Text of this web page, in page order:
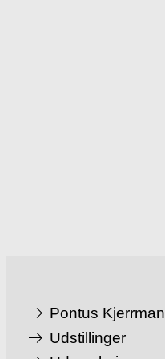
Pontus Kjerrman
Udstillinger